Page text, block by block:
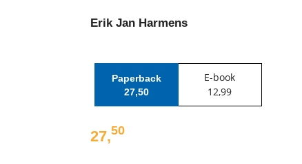
Erik Jan Harmens
Paperback
27,50
E-book
12,99
Paperback:
27,50